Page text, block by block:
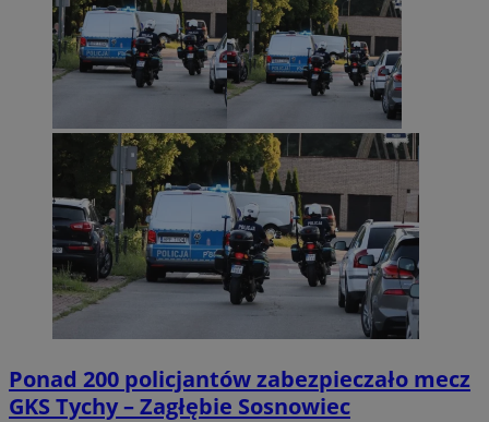
Ponad 200 policjantów zabezpieczało mecz
GKS Tychy – Zagłębie Sosnowiec